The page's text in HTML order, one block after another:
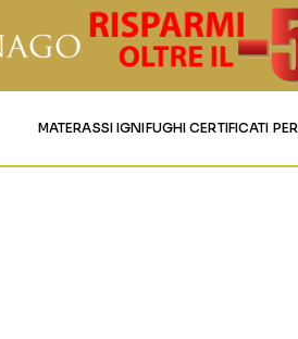
MATERASSI IGNIFUGHI CERTIFICATI